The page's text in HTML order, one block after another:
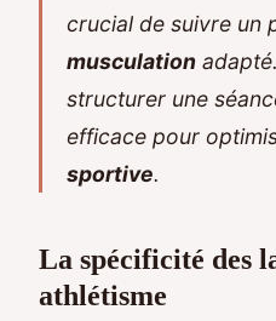
crucial de suivre un
musculation
structurer une
efficace pour
sportive.
La spécificité des
athlétisme